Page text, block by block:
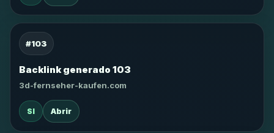
#103
Backlink generado 103
3d-fernseher-kaufen.com
SI Abrir